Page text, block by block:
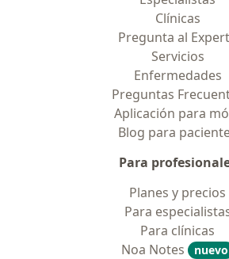
Clínicas
Pregunta al
Servicios
Enfermedades
Preguntas
Aplicación para
Blog para
Para
Planes y precios
Para
Para clínicas
Noa Notes
nuevo